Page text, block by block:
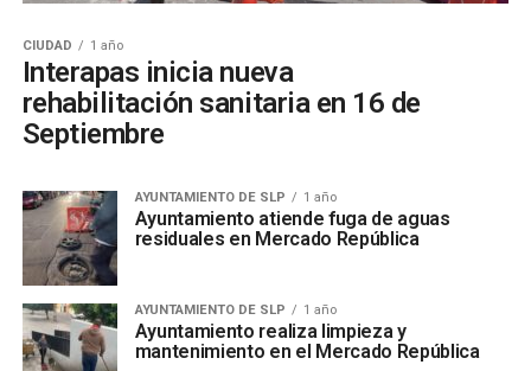
CIUDAD 1 año
Interapas inicia nueva
rehabilitación sanitaria en 16 de
Septiembre
AYUNTAMIENTO DE SLP 1 año
Ayuntamiento atiende fuga de aguas
residuales en Mercado República
AYUNTAMIENTO DE SLP 1 año
Ayuntamiento realiza limpieza y
mantenimiento en el Mercado República